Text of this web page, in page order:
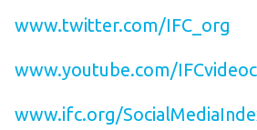
www.twitter.com/IFC_org
www.youtube.com/
www.ifc.org/